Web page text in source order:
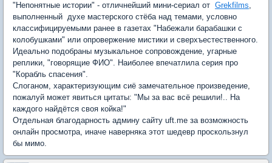
"Непонятные истории" - отличнейший мини-сериал от Grekfilms,
выполненный духе мастерского стёба над темами, условно
классифицируемыми ранее в газетах "Набежали барабашки с
колобушками" или опровержение мистики и сверхъестественного.
Идеально подобраны музыкальное сопровождение, угарные
реплики, "говорящие ФИО". Наиболее впечатлила серия про
"Корабль спасения".
Слоганом, характеризующим сиё замечательное произведение,
пожалуй может явиться цитаты: "Мы за вас всё решили!.. На
каждого найдётся своя койка!"
Отдельная благодарность админу сайту uft.me за возможность
онлайн просмотра, иначе наверняка этот шедевр проскользнул
бы мимо.